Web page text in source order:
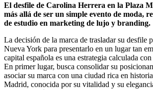
El desfile de Carolina Herrera en la Plaza
más allá de ser un simple evento de moda,
de estudio en marketing de lujo y branding.
La decisión de la marca de trasladar su desfile
Nueva York para presentarlo en un lugar tan
capital española es una estrategia calculada
En primer lugar, busca consolidar su
asociar su marca con una ciudad rica en
Madrid, conocida por su vitalidad y su